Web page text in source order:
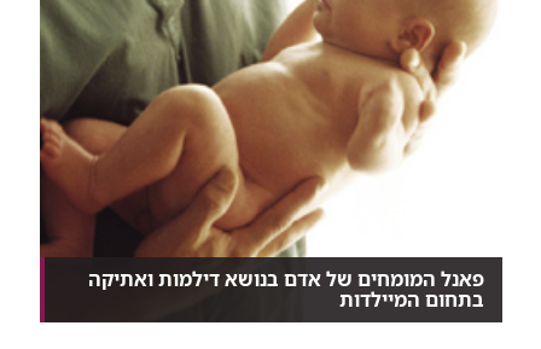
פאנל המומחים של אדם בנושא דילמות ואתיקה
בתחום המיילדות
חמישה מהמובילים בתחומם בקריה הרפואית רמב"ם,